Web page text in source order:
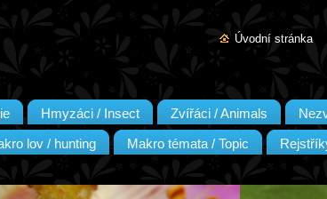
Úvodní stránka
Hmyzáci / Insect Zvířáci / Animals
lov / hunting Makro témata / Topic